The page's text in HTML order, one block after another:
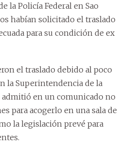
la Policía Federal en Sao
habían solicitado el traslado
para su condición de ex
el traslado debido al poco
la Superintendencia de la
admitió en un comunicado no
para acogerlo en una sala de
la legislación prevé para